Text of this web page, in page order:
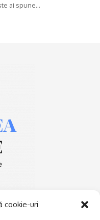
cookie-uri
ai spune…